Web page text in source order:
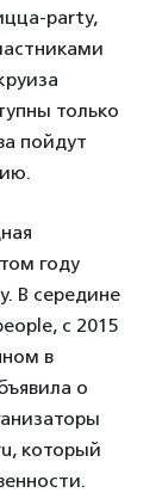
party,
только
пойдут
году
В середине
с 2015
в
о
который